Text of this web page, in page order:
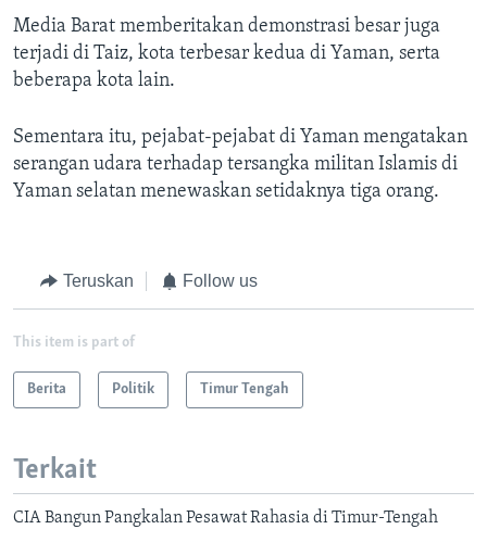
Media Barat memberitakan demonstrasi besar juga
terjadi di Taiz, kota terbesar kedua di Yaman, serta
beberapa kota lain.
Sementara itu, pejabat-pejabat di Yaman mengatakan
serangan udara terhadap tersangka militan Islamis di
Yaman selatan menewaskan setidaknya tiga orang.
Teruskan Follow us
This item is part of
Berita Politik Timur Tengah
Terkait
CIA Bangun Pangkalan Pesawat Rahasia di Timur-Tengah